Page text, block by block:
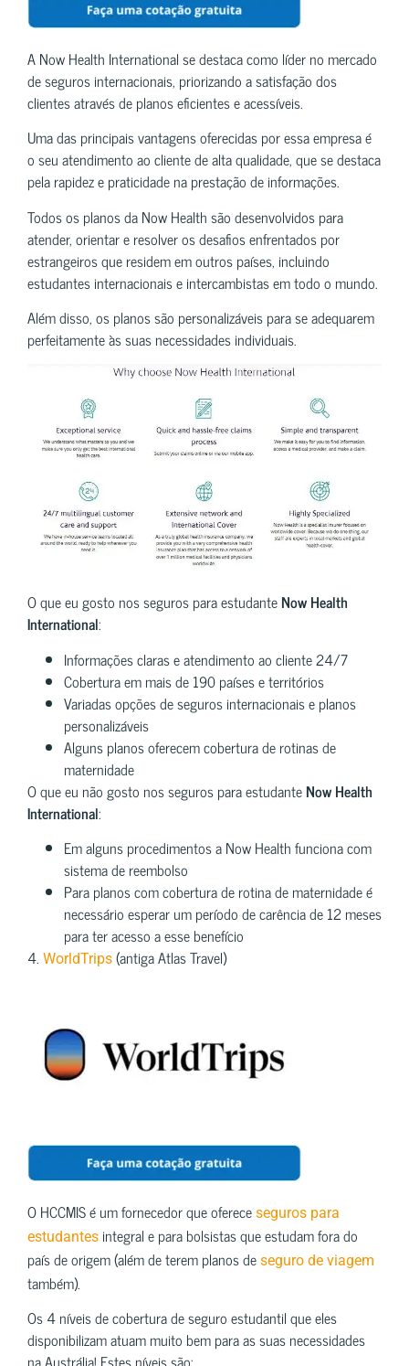
A Now Health International se destaca como líder no mercado
de seguros internacionais, priorizando a satisfação dos
clientes através de planos eficientes e acessíveis.
Uma das principais vantagens oferecidas por essa empresa é
o seu atendimento ao cliente de alta qualidade, que se destaca
pela rapidez e praticidade na prestação de informações.
Todos os planos da Now Health são desenvolvidos para
atender, orientar e resolver os desafios enfrentados por
estrangeiros que residem em outros países, incluindo
estudantes internacionais e intercambistas em todo o mundo.
Além disso, os planos são personalizáveis para se adequarem
perfeitamente às suas necessidades individuais.
O que eu gosto nos seguros para estudanteNow Health
International:
Informações claras e atendimento ao cliente 24/7
Cobertura em mais de 190 países e territórios
Variadas opções de seguros internacionais e planos
personalizáveis
Alguns planos oferecem cobertura de rotinas de
maternidade
O que eu não gosto nos seguros para estudanteNow Health
International:
Em alguns procedimentos a Now Health funciona com
sistema de reembolso
Para planos com cobertura de rotina de maternidade é
necessário esperar um período de carência de 12 meses
para ter acesso a esse benefício
4. WorldTrips (antiga Atlas Travel)
O HCCMIS é um fornecedor que oferece seguros para
estudantes integral e para bolsistas que estudam fora do
país de origem (além de terem planos de seguro de viagem
também).
Os 4 níveis de cobertura de seguro estudantil que eles
disponibilizam atuam muito bem para as suas necessidades